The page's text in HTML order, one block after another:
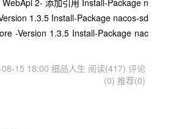
2- 添加引用 Install-Package n
1.3.5 Install-Package nacos-sd
-Version 1.3.5 Install-Package nac
15 18:00 细品人生 阅读(417) 评论
(0) 推荐(0)